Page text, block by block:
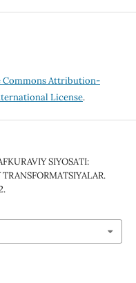
Commons Attribution-
License.
SIYOSATI: